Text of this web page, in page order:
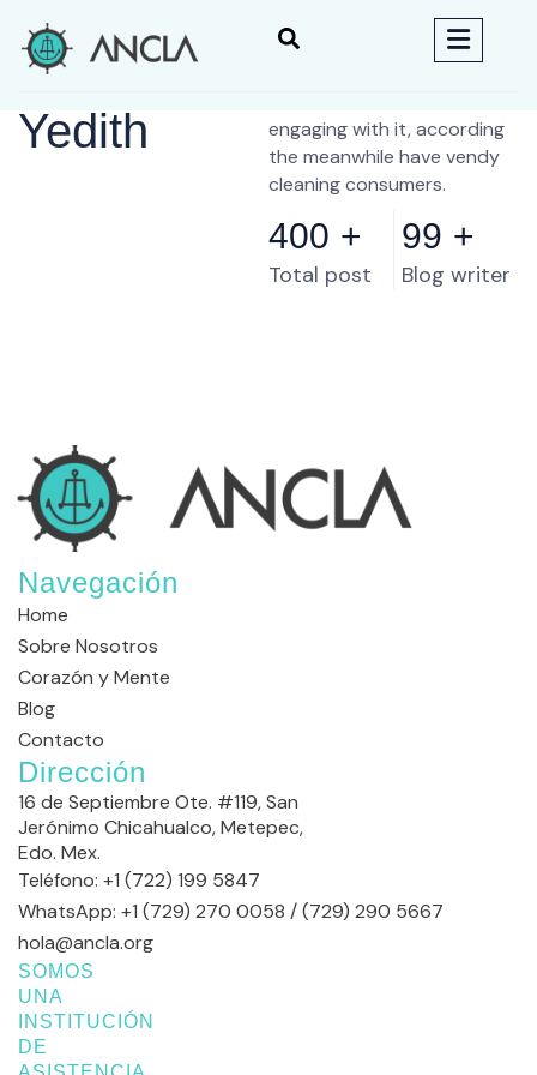
Author :
Yedith
engaging with it, according
the meanwhile have vendy
cleaning consumers.
400 +
Total post
99 +
Blog writer
Navegación
Home
Sobre Nosotros
Corazón y Mente
Blog
Contacto
Dirección
16 de Septiembre Ote. #119, San
Jerónimo Chicahualco, Metepec,
Edo. Mex.
Teléfono: +1 (722) 199 5847
WhatsApp: +1 (729) 270 0058 / (729) 290 5667
hola@ancla.org
SOMOS
UNA
INSTITUCIÓN
DE